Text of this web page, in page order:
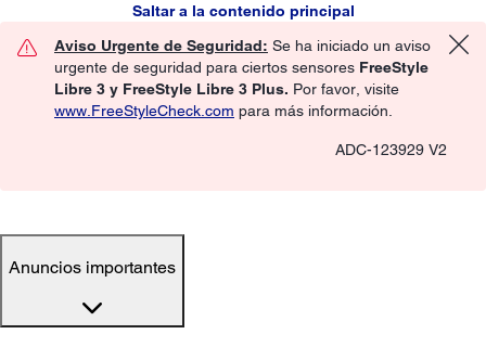
Saltar a la contenido principal
Aviso Urgente de Seguridad: Se ha iniciado un aviso
urgente de seguridad para ciertos sensores FreeStyle
Libre 3 y FreeStyle Libre 3 Plus. Por favor, visite
www.FreeStyleCheck.com para más información.
ADC-123929 V2
Anuncios importantes